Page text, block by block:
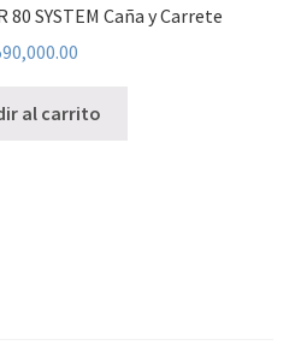
80 SYSTEM Caña y Carrete
al carrito